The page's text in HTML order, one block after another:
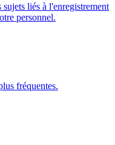
liés à l'enregistrement
personnel.
fréquentes.